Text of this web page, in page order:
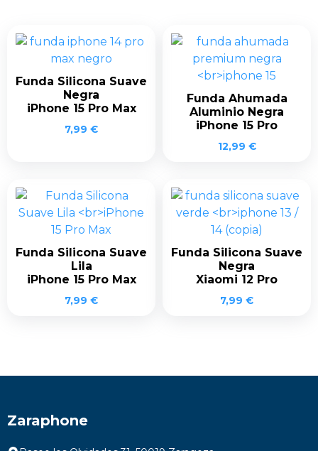
Funda Silicona Suave
Negra
iPhone 15 Pro Max
7,99 €
Funda Ahumada
Aluminio Negra
iPhone 15 Pro
12,99 €
Funda Silicona Suave
Lila
iPhone 15 Pro Max
7,99 €
Funda Silicona Suave
Negra
Xiaomi 12 Pro
7,99 €
Zaraphone